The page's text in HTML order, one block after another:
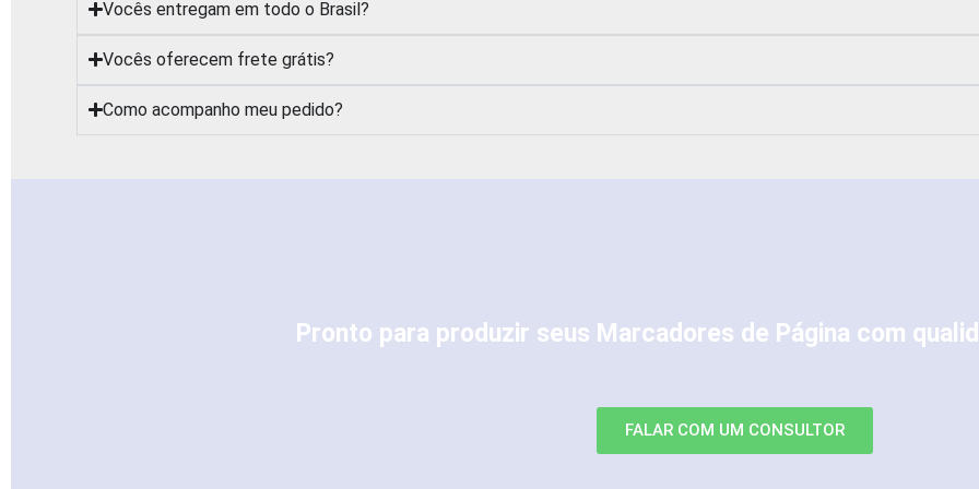
Vocês entregam em todo o Brasil?
Vocês oferecem frete grátis?
Como acompanho meu pedido?
Pronto para produzir seus Marcadores de Página com
FALAR COM UM CONSULTOR